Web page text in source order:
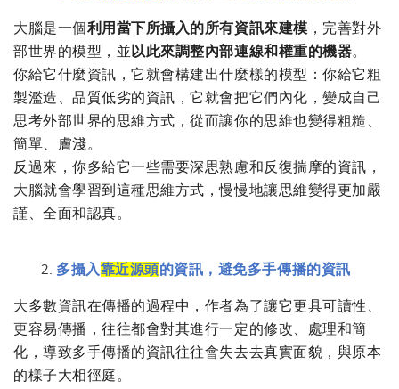
大腦是一個利用當下所攝入的所有資訊來建模 ，完善對外
部世界的模型，並 以此來調整內部連線和權重的機器。
你給它什麼資訊，它就會構建出什麼樣的模型：你給它粗
製濫造、品質低劣的資訊，它就會把它們內化，變成自己
思考外部世界的思維方式，從而讓你的思維也變得粗糙、
簡單、膚淺。
反過來，你多給它一些需要深思熟慮和反復揣摩的資訊，
大腦就會學習到這種思維方式，慢慢地讓思維變得更加嚴
謹、全面和認真。
多攝入靠近源頭的資訊，避免多手傳播的資訊
大多數資訊在傳播的過程中，作者為了讓它更具可讀性、
更容易傳播，往往都會對其進行一定的修改、處理和簡
化，導致多手傳播的資訊往往會失去去真實面貌，與原本
的樣子大相徑庭。